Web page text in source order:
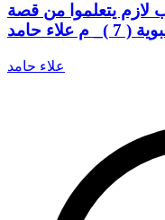
يتعلموا من قصة
حامد
علاء حامد